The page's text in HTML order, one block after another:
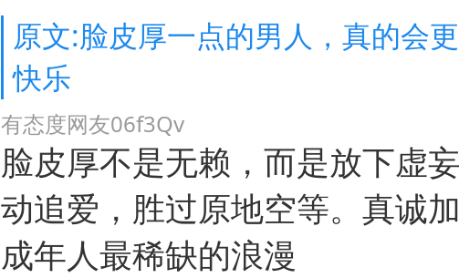
原文:脸皮厚一点的男人，真的会
快乐
有态度网友06f3Qv
脸皮厚不是无赖，而是放下虚
动追爱，胜过原地空等。真诚
成年人最稀缺的浪漫